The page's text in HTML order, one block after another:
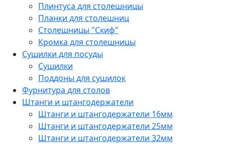
Плинтуса для столешницы
Планки для столешниц
Столешницы "Скиф"
Кромка для столешницы
Сушилки для посуды
Сушилки
Поддоны для сушилок
Фурнитура для столов
Штанги и штангодержатели
Штанги и штангодержатели 16мм
Штанги и штангодержатели 25мм
Штанги и штангодержатели 32мм